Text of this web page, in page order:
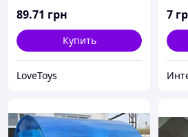
89.71 грн
Купить
LoveToys
7